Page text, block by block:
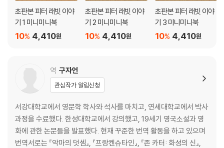
초판본 피터 래빗 이야
기 1 미니미니북
4,410원
10%
초판본 피터 래빗 이야
기 2 미니미니북
4,410원
10%
초판본 피터 래빗 이야
기 3 미니미니북
4,410원
10%
역 구자언
관심작가 알림신청
서강대학교에서 영문학 학사와 석사를 마치고, 연세대학교에서 박사
과정을 수료했다. 한성대학교에서 강의했고, 19세기 영국소설과 영
화에 관한 논문들을 발표했다. 현재 꾸준한 번역 활동을 하고 있으며
번역서로는 『악마의 덧셈』, 『프랑켄슈타인』, 『존 카터: 화성의 신』,